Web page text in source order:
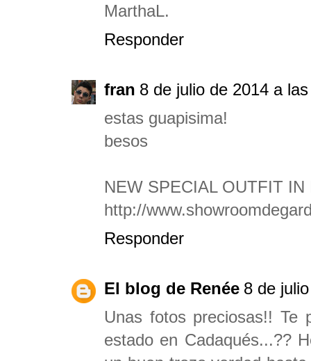
MarthaL.
Responder
fran 8 de julio de 2014 a
estas guapisima!
besos
NEW SPECIAL OUTFIT
http://
Responder
El blog de Renée 8 de
Unas fotos preciosas!! Te
estado en Cadaqués...??